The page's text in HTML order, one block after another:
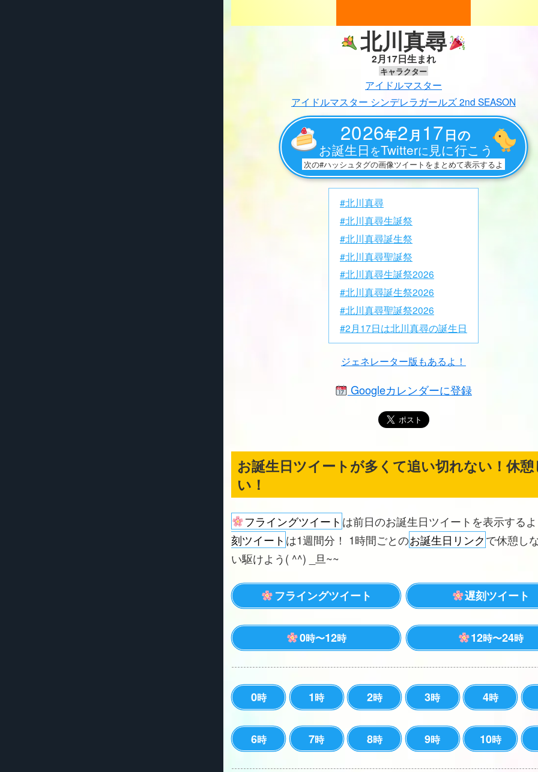
北川真尋
2月17日生まれ
キャラクター
アイドルマスター
アイドルマスター シンデレラガールズ 2nd SEASON
2026年2月 17日の
お誕生日をTwitterに見に行こう
次の#ハッシュタグの画像ツイートをまとめて表示するよ
#北川真尋
#北川真尋生誕祭
#北川真尋誕生祭
#北川真尋聖誕祭
#北川真尋生誕祭2026
#北川真尋誕生祭2026
#北川真尋聖誕祭2026
#2月17日は北川真尋の誕生日
ジェネレーター版もあるよ！
Googleカレンダーに登録
お誕生日ツイートが多くて追い切れない！休
い！
フライングツイート は前日のお誕生日ツイートを表示する
刻ツイート は1週間分！ 1時間ごとのお誕生日リンクで休憩し
い駆けよう( ^^) _旦~~
フライングツイート 遅刻ツイート
0時〜12時 12時〜24時
0時 1時 2時 3時 4時
6時 7時 8時 9時 10時